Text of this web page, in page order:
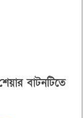
বাটনটিতে